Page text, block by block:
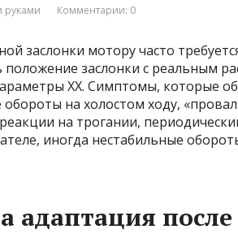
руками Комментарии: 0
заслонки мотору часто
положение заслонки с реальным
ХХ. Симптомы, которые
на холостом ходу,
на трогании,
иногда нестабильные
адаптация